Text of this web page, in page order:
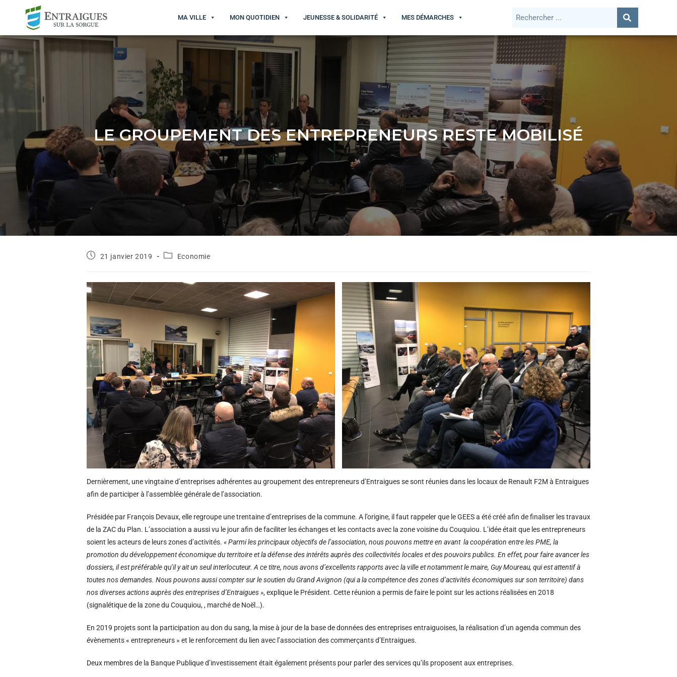
MA VILLE MON QUOTIDIEN JEUNESSE & SOLIDARITÉ MES DÉMARCHES
LE GROUPEMENT DES ENTREPRENEURS RESTE MOBILISÉ
21 janvier 2019 Economie
Dernièrement, une vingtaine d’entreprises adhérentes au groupement des entrepreneurs d’Entraigues se sont réunies dans les locaux de Renault F2M à Entraigues
afin de participer à l’assemblée générale de l’association.
Présidée par François Devaux, elle regroupe une trentaine d’entreprises de la commune. A l’origine, il faut rappeler que le GEES a été créé afin de finaliser les travaux
de la ZAC du Plan. L’association a aussi vu le jour afin de faciliter les échanges et les contacts avec la zone voisine du Couquiou. L’idée était que les entrepreneurs
soient les acteurs de leurs zones d’activités. « Parmi les principaux objectifs de l’association, nous pouvons mettre en avant la coopération entre les PME, la
promotion du développement économique du territoire et la défense des intérêts auprès des collectivités locales et des pouvoirs publics. En effet, pour faire avancer les
dossiers, il est préférable qu’il y ait un seul interlocuteur. A ce titre, nous avons d’excellents rapports avec la ville et notamment le maire, Guy Moureau, qui est attentif à
toutes nos demandes. Nous pouvons aussi compter sur le soutien du Grand Avignon (qui a la compétence des zones d’activités économiques sur son territoire) dans
nos diverses actions auprès des entreprises d’Entraigues », explique le Président. Cette réunion a permis de faire le point sur les actions réalisées en 2018
(signalétique de la zone du Couquiou, , marché de Noël…).
En 2019 projets sont la participation au don du sang, la mise à jour de la base de données des entreprises entraiguoises, la réalisation d’un agenda commun des
évènements « entrepreneurs » et le renforcement du lien avec l’association des commerçants d’Entraigues.
Deux membres de la Banque Publique d’investissement était également présents pour parler des services qu’ils proposent aux entreprises.